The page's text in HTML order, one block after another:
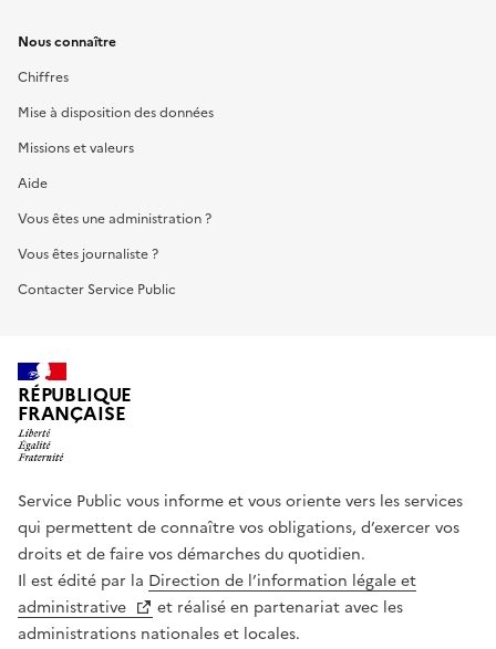
Nous connaître
Chiffres
Mise à disposition des données
Missions et valeurs
Aide
Vous êtes une administration ?
Vous êtes journaliste ?
Contacter Service Public
RÉPUBLIQUE
FRANÇAISE
Service Public vous informe et vous oriente vers les services
qui permettent de connaître vos obligations, d’exercer vos
droits et de faire vos démarches du quotidien.
Il est édité par la Direction de l’information légale et
administrative
et réalisé en partenariat avec les
administrations nationales et locales.